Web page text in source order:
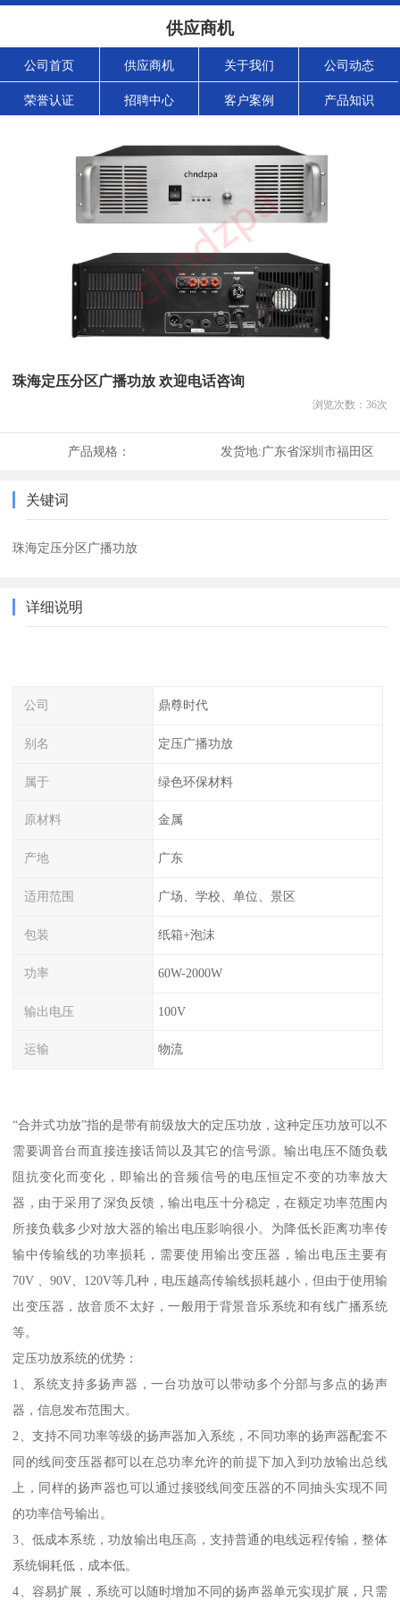
供应商机
公司首页 供应商机 关于我们 公司动态
荣誉认证 招聘中心 客户案例 产品知识
珠海定压分区广播功放 欢迎电话咨询
浏览次数： 36次
产品规格： 发货地:广东省深圳市福田区
关键词
珠海定压分区广播功放
详细说明
公司 鼎尊时代
别名 定压广播功放
属于 绿色环保材料
原材料 金属
产地 广东
适用范围 广场、学校、单位、景区
包装 纸箱+泡沫
功率 60W-2000W
输出电压 100V
运输 物流
“合并式功放”指的是带有前级放大的定压功放，这种定压功放可以不
需要调音台而直接连接话筒以及其它的信号源。输出电压不随负载
阻抗变化而变化，即输出的音频信号的电压恒定不变的功率放大
器，由于采用了深负反馈，输出电压十分稳定，在额定功率范围内
所接负载多少对放大器的输出电压影响很小。为降低长距离功率传
输中传输线的功率损耗，需要使用输出变压器，输出电压主要有
70V 、90V、120V等几种，电压越高传输线损耗越小，但由于使用输
出变压器，故音质不太好，一般用于背景音乐系统和有线广播系统
等。
定压功放系统的优势：
1、系统支持多扬声器，一台功放可以带动多个分部与多点的扬声
器，信息发布范围大。
2、支持不同功率等级的扬声器加入系统，不同功率的扬声器配套不
同的线间变压器都可以在总功率允许的前提下加入到功放输出总线
上，同样的扬声器也可以通过接驳线间变压器的不同抽头实现不同
的功率信号输出。
3、低成本系统，功放输出电压高，支持普通的电线远程传输，整体
系统铜耗低，成本低。
4、容易扩展，系统可以随时增加不同的扬声器单元实现扩展，只需